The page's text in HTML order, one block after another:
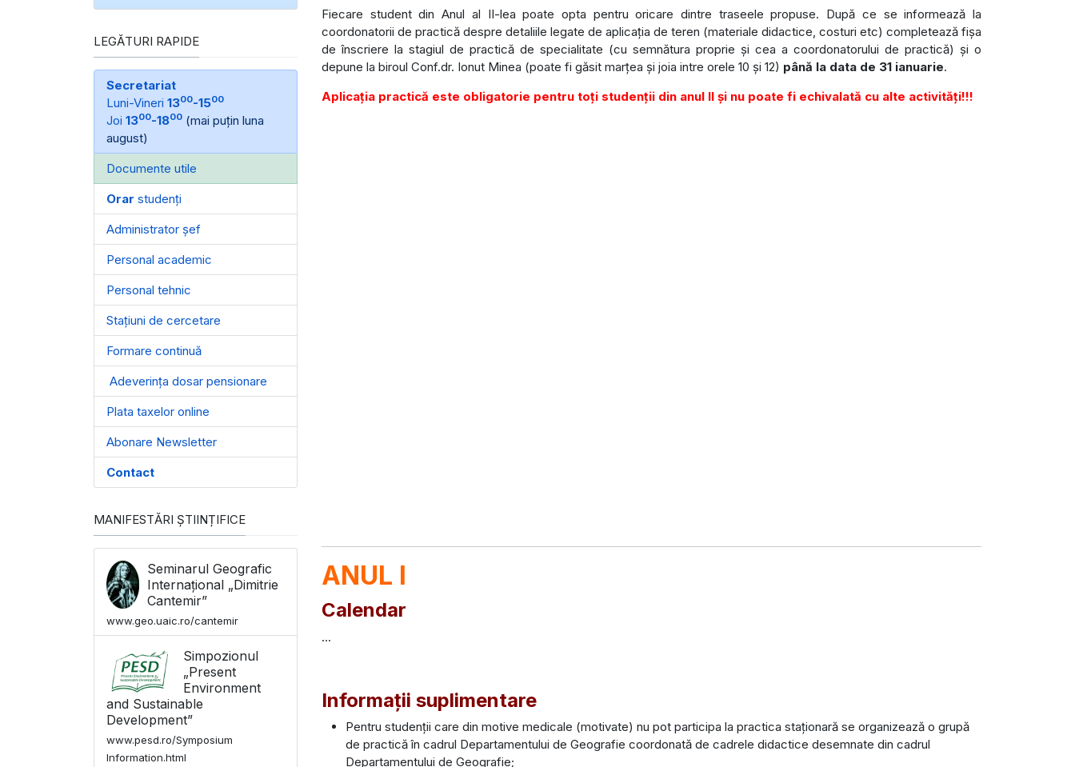
Fiecare student din Anul al II-lea poate opta pentru oricare dintre traseele propuse. După ce se informează la
coordonatorii de practică despre detaliile legate de aplicația de teren (materiale didactice, costuri etc) completează fișa
de înscriere la stagiul de practică de specialitate (cu semnătura proprie și cea a coordonatorului de practică) și o
depune la biroul Conf.dr. Ionut Minea (poate fi găsit marțea și joia intre orele 10 și 12) până la data de 31 ianuarie.
Aplicația practică este obligatorie pentru toți studenții din anul II și nu poate fi echivalată cu alte activități!!!
ANUL I
Calendar
...
Informații suplimentare
Pentru studenții care din motive medicale (motivate) nu pot participa la practica staționară se organizează o grupă
de practică în cadrul Departamentului de Geografie coordonată de cadrele didactice desemnate din cadrul
Departamentului de Geografie;
LEGĂTURI RAPIDE
Secretariat
Luni-Vineri 1300-1500
Joi 1300-1800 (mai puțin luna
august)
Documente utile
Orar studenți
Administrator șef
Personal academic
Personal tehnic
Stațiuni de cercetare
Formare continuă
Adeverința dosar pensionare
Plata taxelor online
Abonare Newsletter
Contact
MANIFESTĂRI ȘTIINȚIFICE
Seminarul Geografic
Internațional „Dimitrie
Cantemir”
www.geo.uaic.ro/cantemir
Simpozionul
„Present
Environment
and Sustainable
Development”
www.pesd.ro/Symposium
Information.html